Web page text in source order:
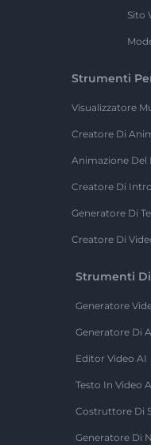
Sito
Strumenti
Visualizzatore
Creatore Di
Animazione Del
Creatore Di
Generatore Di
Creatore Di
Strumenti
Generatore
Generatore Di
Editor Video AI
Testo In Video
Costruttore Di
Generatore Di